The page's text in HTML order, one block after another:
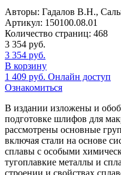
Авторы: Гадалов В.Н.,
Артикул: 150100.08.01
Количество страниц: 468
3 354 руб.
3 354 руб.
В корзину
1 409 руб. Онлайн доступ
Ознакомиться
В издании изложены и
подготовке шлифов для
рассмотрены основные
включая стали на основе
сплавы с особыми
тугоплавкие металлы и
строении и свойствах